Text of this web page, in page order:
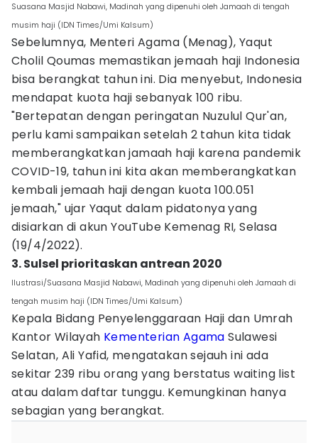
Suasana Masjid Nabawi, Madinah yang dipenuhi oleh Jamaah di tengah
musim haji (IDN Times/Umi Kalsum)
Sebelumnya, Menteri Agama (Menag), Yaqut
Cholil Qoumas memastikan jemaah haji Indonesia
bisa berangkat tahun ini. Dia menyebut, Indonesia
mendapat kuota haji sebanyak 100 ribu.
"Bertepatan dengan peringatan Nuzulul Qur'an,
perlu kami sampaikan setelah 2 tahun kita tidak
memberangkatkan jamaah haji karena pandemik
COVID-19, tahun ini kita akan memberangkatkan
kembali jemaah haji dengan kuota 100.051
jemaah," ujar Yaqut dalam pidatonya yang
disiarkan di akun YouTube Kemenag RI, Selasa
(19/4/2022).
3. Sulsel prioritaskan antrean 2020
Ilustrasi/Suasana Masjid Nabawi, Madinah yang dipenuhi oleh Jamaah di
tengah musim haji (IDN Times/Umi Kalsum)
Kepala Bidang Penyelenggaraan Haji dan Umrah
Kantor Wilayah Kementerian Agama Sulawesi
Selatan, Ali Yafid, mengatakan sejauh ini ada
sekitar 239 ribu orang yang berstatus waiting list
atau dalam daftar tunggu. Kemungkinan hanya
sebagian yang berangkat.